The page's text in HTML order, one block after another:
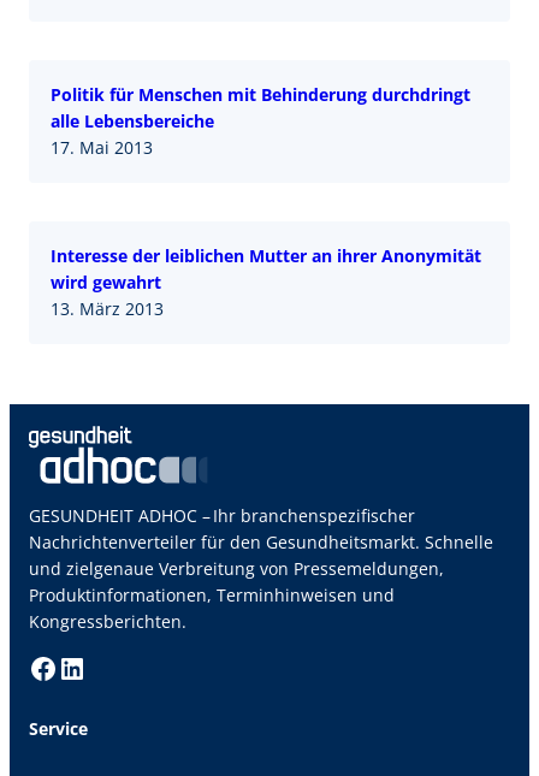
Politik für Menschen mit Behinderung durchdringt
alle Lebensbereiche
17. Mai 2013
Interesse der leiblichen Mutter an ihrer Anonymität
wird gewahrt
13. März 2013
GESUNDHEIT ADHOC – Ihr branchenspezifischer
Nachrichtenverteiler für den Gesundheitsmarkt. Schnelle
und zielgenaue Verbreitung von Pressemeldungen,
Produktinformationen, Terminhinweisen und
Kongressberichten.
Facebook LinkedIn
Service